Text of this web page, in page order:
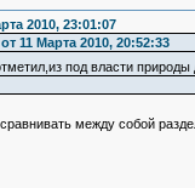
2010, 23:01:07
11 Марта 2010, 20:52:33
под власти
между собой